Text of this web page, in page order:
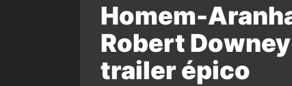
Homem-
Robert
trailer épico